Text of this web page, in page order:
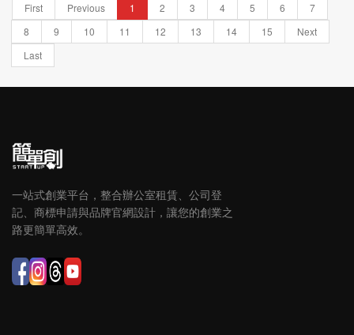
First Previous 1 2 3 4 5 6
7
8
9 10 11 12 13 14 15
Next
Last
一站式創業平台，整合辦公室租賃、公司登
記、商標申請與品牌官網設計，讓您的創業之
路更簡單高效。